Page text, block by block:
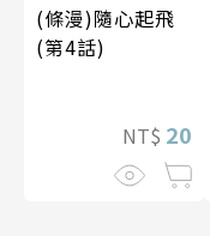
(條漫)隨心起飛
(第4話)
NT$ 20